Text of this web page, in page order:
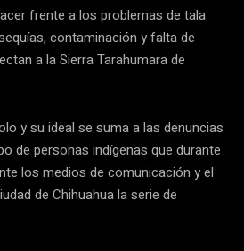
frente a los problemas de tala
contaminación y falta de
a la Sierra Tarahumara de
y su ideal se suma a las denuncias
de personas indígenas que durante
los medios de comunicación y el
de Chihuahua la serie de